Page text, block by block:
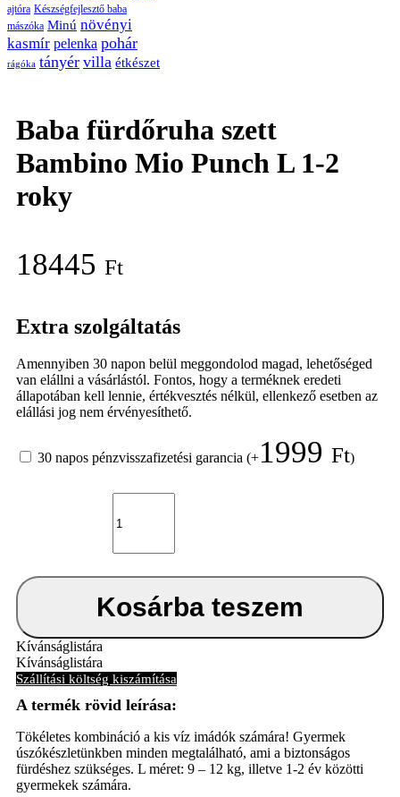
ajtóra Készségfejlesztő baba
mászóka Minú növényi
kasmír pelenka pohár
rágóka tányér villa étkészet
Baba fürdőruha szett
Bambino Mio Punch L 1-2
roky
18445 Ft
Tökéletes kombináció a kis víz imádók számára! Gyermek
úszókészletünkben minden megtalálható, ami a biztonságos
fürdéshez szükséges. L méret: 9 – 12 kg, illetve 1-2 év közötti
gyermekek számára.
Extra szolgáltatás
Amennyiben 30 napon belül meggondolod magad, lehetőséged
van elállni a vásárlástól. Fontos, hogy a terméknek eredeti
állapotában kell lennie, értékvesztés nélkül, ellenkező esetben az
elállási jog nem érvényesíthető.
30 napos pénzvisszafizetési garancia (+1999 Ft)
fürdőruha
szett
Punch
L
1-
Kosárba teszem
Kívánságlistára
Kívánságlistára
Szállítási költség kiszámítása